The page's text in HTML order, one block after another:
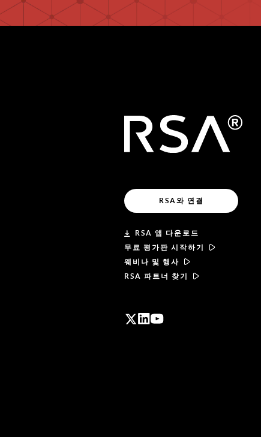
RSA와 연결
RSA 앱 다운로드
무료 평가판 시작하기
웨비나 및 행사
RSA 파트너 찾기